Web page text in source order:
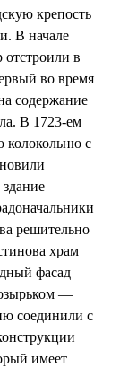
крепость
В начале
отстроили в
во время
содержание
В 1723-ем
колокольню с
решительно
храм
фасад
—
соединили с
имеет